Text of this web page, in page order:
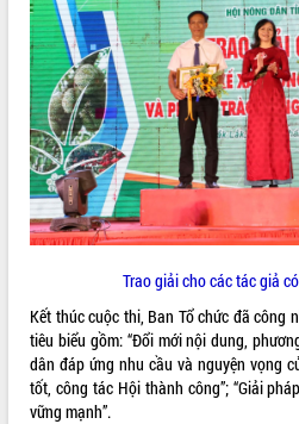
Đắk Lắk sơ kết 4 năm triển khai thực
hiện Đề án 06 của Chính phủ
Họp báo thông tin về Hội nghị Công bố
Quy hoạch và Xúc tiến đầu tư tỉnh Đắk
Lắk
Khơi thông điểm nghẽn, đẩy nhanh
giải ngân vốn khắc phục thiên tai
HĐND tỉnh thông qua điều chỉnh Quy
hoạch tỉnh thời kỳ 2021-2030
hoạch tỉnh Đắk Lắk thời kỳ 2021-2030,
tầm nhìn đến năm 2050
Nâng cao hiệu quả hoạt động của các
doanh nghiệp nhà nước
Hội nghị triển khai kết nối mạng
truyền số liệu chuyên dùng phục vụ cơ
Trao giải cho các tác giả
Kết thúc cuộc thi, Ban Tổ chức đã công
tiêu biểu gồm: “Đổi mới nội dung,
dân đáp ứng nhu cầu và nguyện vọng
tốt, công tác Hội thành công”; “Giải
vững mạnh”.